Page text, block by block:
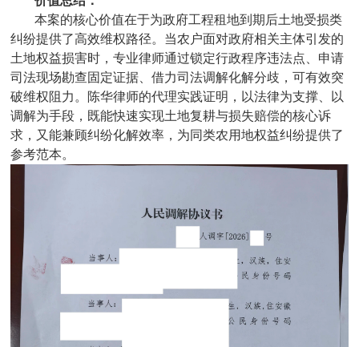
本案的核心价值在于为政府工程租地到期后土地受损类
纠纷提供了高效维权路径。当农户面对政府相关主体引发的
土地权益损害时，专业律师通过锁定行政程序违法点、申请
司法现场勘查固定证据、借力司法调解化解分歧，可有效突
破维权阻力。陈华律师的代理实践证明，以法律为支撑、以
调解为手段，既能快速实现土地复耕与损失赔偿的核心诉
求，又能兼顾纠纷化解效率，为同类农用地权益纠纷提供了
参考范本。